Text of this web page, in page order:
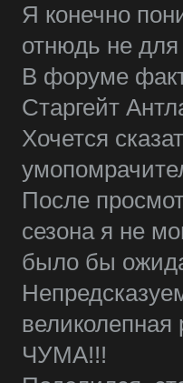
Я конечно
отнюдь не
В форуме
Старгейт
Хочется
После
сезона я не
было бы
великолепная
ЧУМА!!!